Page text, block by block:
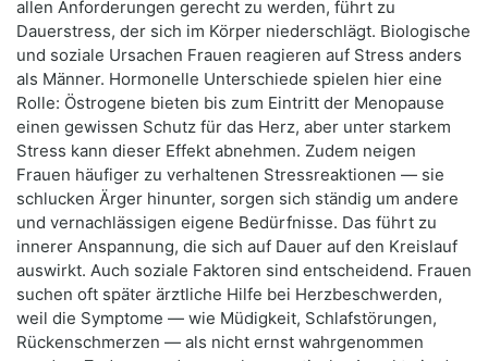
allen Anforderungen gerecht zu werden, führt zu
Dauerstress, der sich im Körper niederschlägt. Biologische
und soziale Ursachen Frauen reagieren auf Stress anders
als Männer. Hormonelle Unterschiede spielen hier eine
Rolle: Östrogene bieten bis zum Eintritt der Menopause
einen gewissen Schutz für das Herz, aber unter starkem
Stress kann dieser Effekt abnehmen. Zudem neigen
Frauen häufiger zu verhaltenen Stressreaktionen — sie
schlucken Ärger hinunter, sorgen sich ständig um andere
und vernachlässigen eigene Bedürfnisse. Das führt zu
innerer Anspannung, die sich auf Dauer auf den Kreislauf
auswirkt. Auch soziale Faktoren sind entscheidend. Frauen
suchen oft später ärztliche Hilfe bei Herzbeschwerden,
weil die Symptome — wie Müdigkeit, Schlafstörungen,
Rückenschmerzen — als nicht ernst wahrgenommen